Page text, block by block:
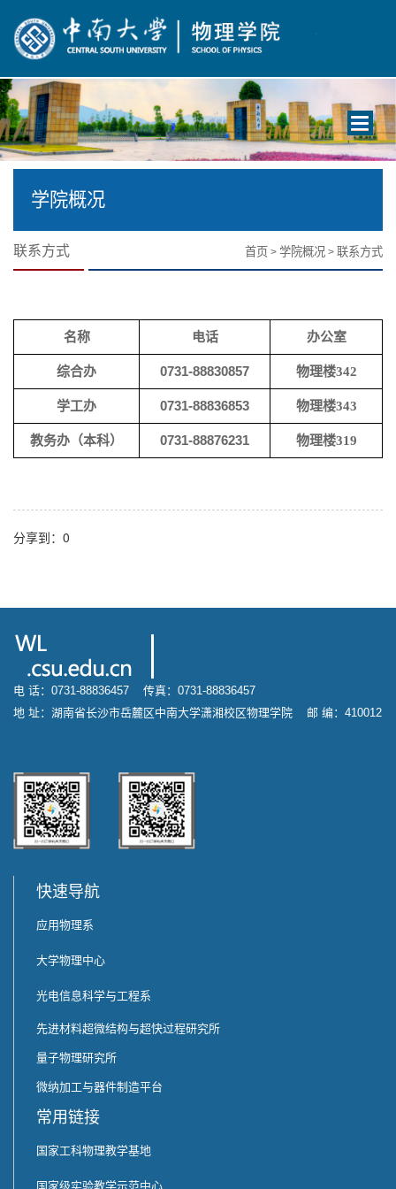
Toggle
学院概况
联系方式 首页 > 学院概况 > 联系方式
名称 电话 办公室
综合办 0731-88830857 物理楼342
学工办 0731-88836853 物理楼343
教务办（本科） 0731-88876231 物理楼319
分享到： 0
电 话：0731-88836457 传真：0731-88836457
地 址：湖南省长沙市岳麓区中南大学潇湘校区物理学院 邮 编：410012
快速导航
应用物理系
大学物理中心
光电信息科学与工程系
先进材料超微结构与超快过程研究所
量子物理研究所
微纳加工与器件制造平台
常用链接
国家工科物理教学基地
国家级实验教学示范中心